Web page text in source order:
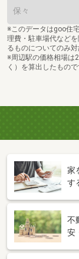
保々
※このデータはgoo住
理費・駐車場代など
るものについてのみ対
※周辺駅の価格相場は
く）を算出したもので
家
す
不
安